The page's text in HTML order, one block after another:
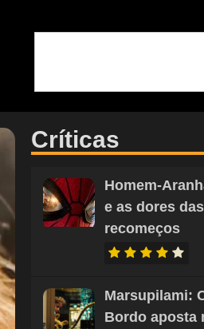
Críticas
Homem-
e as dores
recomeços
Marsupilami:
Bordo aposta